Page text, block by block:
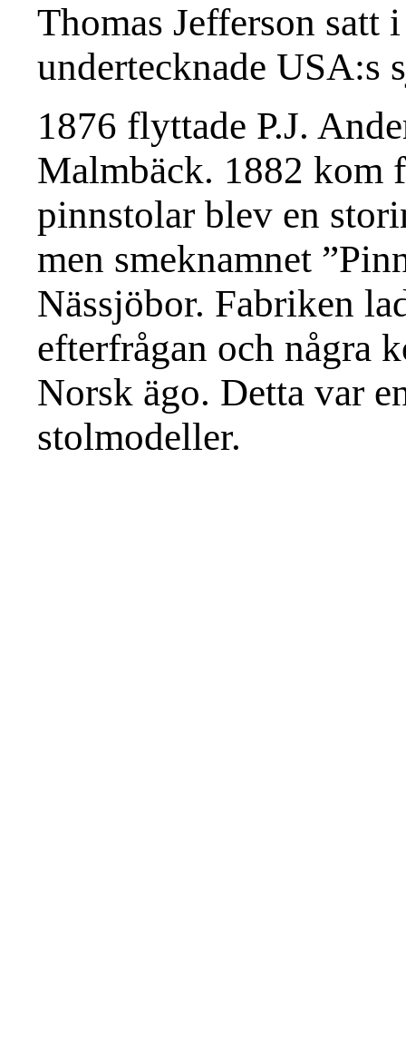
Thomas Jefferson satt
undertecknade USA:s
1876 flyttade P.J.
Malmbäck. 1882 kom
pinnstolar blev en
men smeknamnet
Nässjöbor. Fabriken
efterfrågan och några
Norsk ägo. Detta var
stolmodeller.